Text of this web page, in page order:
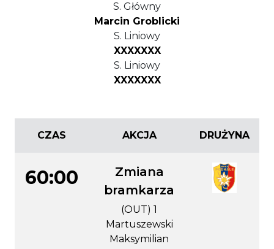
S. Główny
Marcin Groblicki
S. Liniowy
XXXXXXX
S. Liniowy
XXXXXXX
CZAS AKCJA DRUŻYNA
60:00
Zmiana
bramkarza
(OUT) 1
Martuszewski
Maksymilian